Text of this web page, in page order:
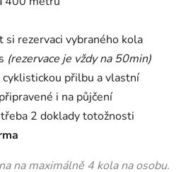
rezervaci vybraného kola
(rezervace je vždy na 50min)
přilbu a vlastní
i na půjčení
2 doklady totožnosti
na maximálně 4 kola na osobu.